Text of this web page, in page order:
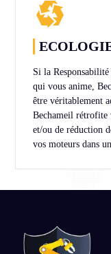
Si la
qui vous anime,
être véritablement
Bechameil rétrofite
et/ou de réduction
vos moteurs dans